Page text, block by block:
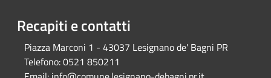
Recapiti e contatti
Piazza Marconi 1 - 43037 Lesignano de' Bagni PR
Telefono:0521 850211